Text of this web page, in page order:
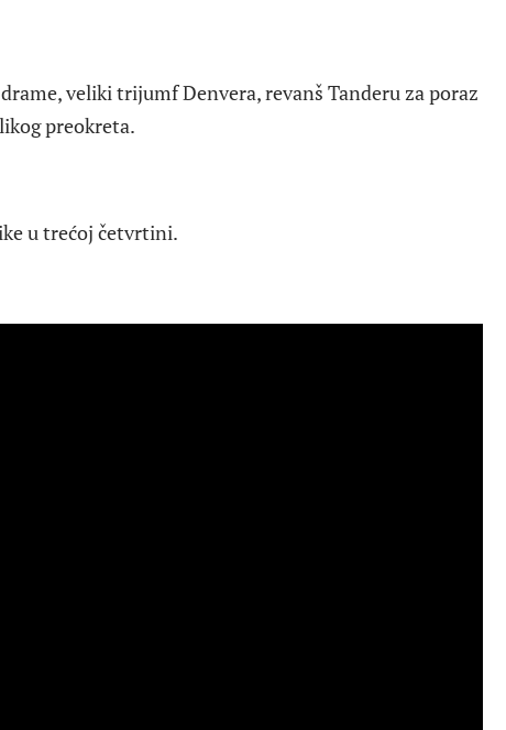
veliki trijumf Denvera, revanš Tanderu za poraz
preokreta.
u trećoj četvrtini.